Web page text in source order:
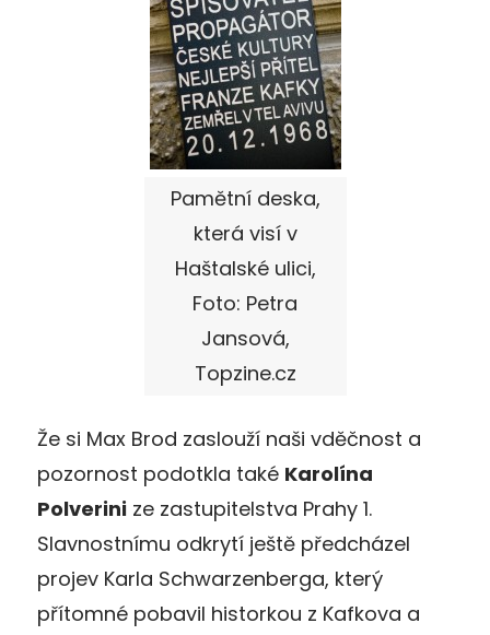
Pamětní deska,
která visí v
Haštalské ulici,
Foto: Petra
Jansová,
Topzine.cz
Že si Max Brod zaslouží naši vděčnost a
pozornost podotkla také Karolína
Polverini ze zastupitelstva Prahy 1.
Slavnostnímu odkrytí ještě předcházel
projev Karla Schwarzenberga, který
přítomné pobavil historkou z Kafkova a